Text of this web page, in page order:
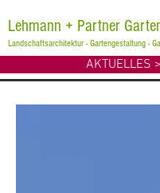
Lehmann + Partner
Landschaftsarchitektur - Gartengestaltung -
AKTUELLES